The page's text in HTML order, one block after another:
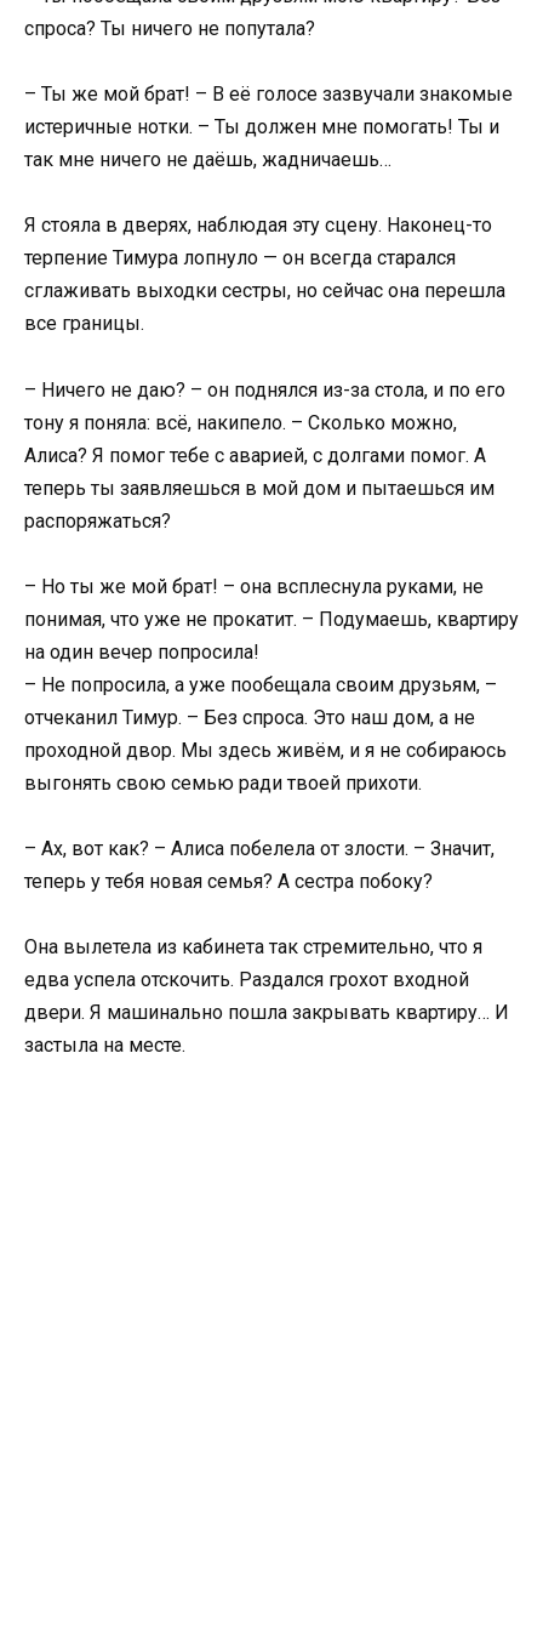
спроса? Ты ничего не попутала?
– Ты же мой брат! – В её голосе зазвучали знакомые
истеричные нотки. – Ты должен мне помогать! Ты и
так мне ничего не даёшь, жадничаешь…
Я стояла в дверях, наблюдая эту сцену. Наконец-то
терпение Тимура лопнуло — он всегда старался
сглаживать выходки сестры, но сейчас она перешла
все границы.
– Ничего не даю? – он поднялся из-за стола, и по его
тону я поняла: всё, накипело. – Сколько можно,
Алиса? Я помог тебе с аварией, с долгами помог. А
теперь ты заявляешься в мой дом и пытаешься им
распоряжаться?
– Но ты же мой брат! – она всплеснула руками, не
понимая, что уже не прокатит. – Подумаешь, квартиру
на один вечер попросила!
– Не попросила, а уже пообещала своим друзьям, –
отчеканил Тимур. – Без спроса. Это наш дом, а не
проходной двор. Мы здесь живём, и я не собираюсь
выгонять свою семью ради твоей прихоти.
– Ах, вот как? – Алиса побелела от злости. – Значит,
теперь у тебя новая семья? А сестра побоку?
Она вылетела из кабинета так стремительно, что я
едва успела отскочить. Раздался грохот входной
двери. Я машинально пошла закрывать квартиру… И
застыла на месте.